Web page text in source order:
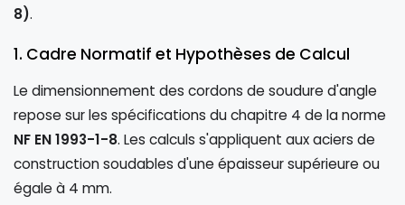
8).
1. Cadre Normatif et Hypothèses de Calcul
Le dimensionnement des cordons de soudure d'angle
repose sur les spécifications du chapitre 4 de la norme
NF EN 1993-1-8. Les calculs s'appliquent aux aciers de
construction soudables d'une épaisseur supérieure ou
égale à 4 mm.